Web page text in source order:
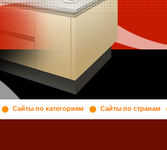
Сайты по категориям Сайты по странам